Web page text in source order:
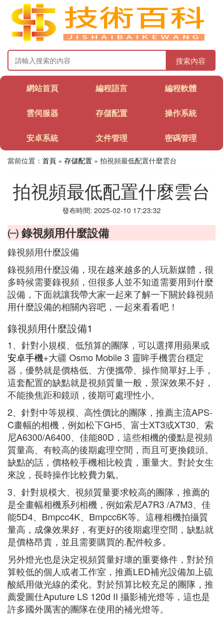
搜索內容
網站首頁 編程語言 編程軟體
雲伺服器 存儲配置 操作系統
安卓系統 文件管理 密碼管理
當前位置： 首頁 » 存儲配置 » 拍視頻最低配置什麼雲台
拍視頻最低配置什麼雲台
發布時間: 2025-02-10 17:23:32
㈠ 錄視頻用什麼設備
錄視頻用什麼設備
錄視頻用什麼設備，現在越來越多的人玩新媒體，很
多時候需要錄視頻，但很多人並不知道需要用到什麼
設備，下面就讓我帶大家一起來了解一下關於錄視頻
用什麼設備的相關內容吧，一起來看看吧！
錄視頻用什麼設備1
1、針對小規模、低預算的團隊，可以選擇用蘋果或
安卓手機+大疆 Osmo Mobile 3 靈眸手機雲台穩定
器，優勢就是價格低、方便攜帶、操作簡單好上手，
這套配置的缺點就是視頻質量一般，景深效果不好，
不能換焦距和鏡頭，後期可處理性小。
2、針對中等規模、高性價比的團隊，推薦主流APS-
C畫幅的相機，例如松下GH5、富士XT3或XT30、索
尼A6300/A6400、佳能80D，這些相機的優點是視頻
質量高、有較高的後期處理空間，而且可更換鏡頭。
缺點的話，價格較手機相比較貴，重量大。對於女生
來說，長時操作比較費力氣。
3、針對規模大、視頻質量要求較高的團隊，推薦的
是全畫幅相機系列相機，例如索尼A7R3 /A7M3、佳
能5D4、Bmpcc4K、Bmpcc6K等。這種相機拍攝質
量高，成像效果好，有更好的後期處理空間，缺點就
是價格昂貴，並且需要購買的.配件較多。
另外燈光也是決定視頻質量好壞的重要條件，對於預
算較低的個人或者工作室，推薦LED補光設備加上硫
酸紙用做光線的柔化。對於預算比較充足的團隊，推
薦愛圖仕Aputure LS 120d II 攝影補光燈等，這也是
許多國外厲害的團隊在使用的補光燈等。